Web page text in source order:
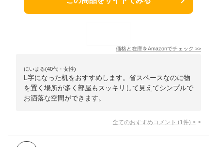
価格と在庫をAmazonでチェック >>
にいまる(40代・女性)
L字になった机をおすすめします。省スペースなのに物
を置く場所が多く部屋もスッキリして見えてシンプルで
お洒落な空間ができます。
全てのおすすめコメント (1 件) >